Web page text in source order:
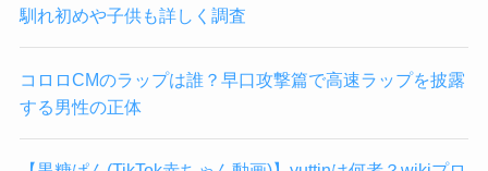
馴れ初めや子供も詳しく調査
コロロCMのラップは誰？早口攻撃篇で高速ラップを披露
する男性の正体